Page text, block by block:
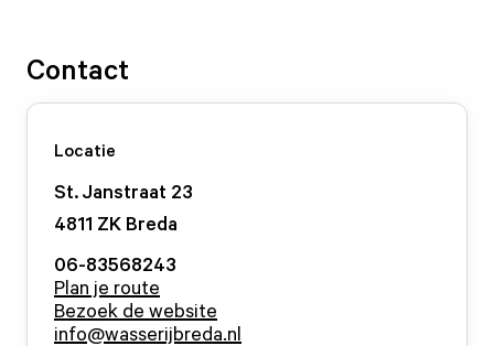
Contact
Locatie
St. Janstraat 23
4811 ZK Breda
06-83568243
Plan je route
Bezoek de website
info@wasserijbreda.nl